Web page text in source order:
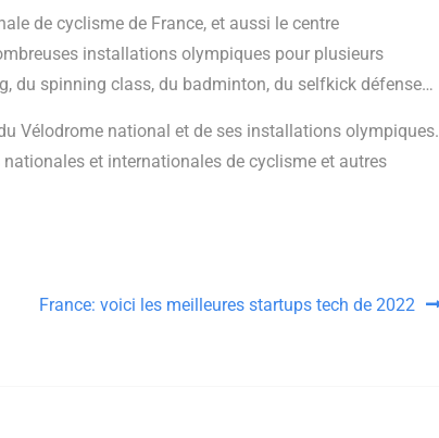
de cyclisme de France, et aussi le centre
installations olympiques pour plusieurs
du spinning class, du badminton, du selfkick défense…
Vélodrome national et de ses installations olympiques.
et internationales de cyclisme et autres
France: voici les meilleures startups tech de 2022